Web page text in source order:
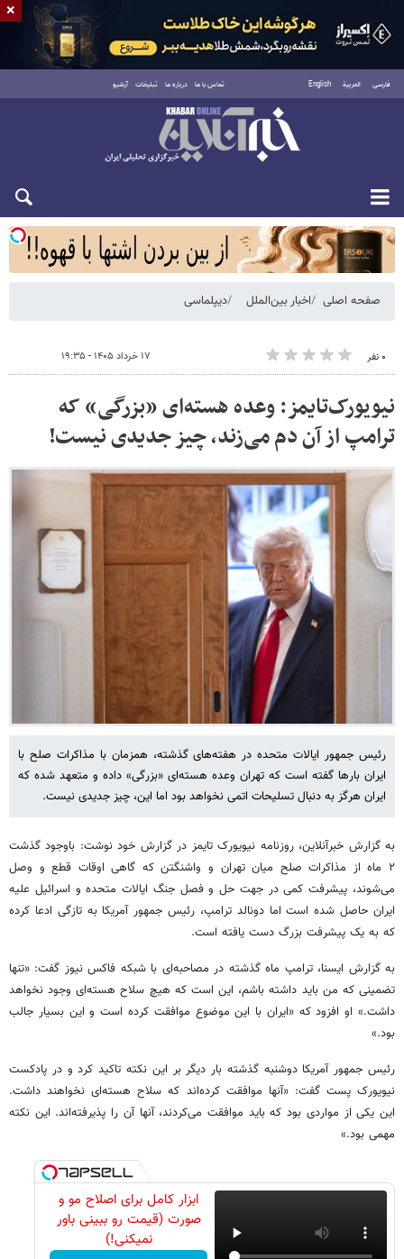
فارسی العربية English تماس با ما درباره ما تبلیغات آرشیو
یکشنبه ۱۸ مرداد ۱۴۰۵
صفحه اصلی اخبار بین‌الملل دیپلماسی
۰ نفر ۱۷ خرداد ۱۴۰۵ - ۱۹:۳۵
نیویورک‌تایمز: وعده هسته‌ای «بزرگی» که
ترامپ از آن دم می‌زند، چیز جدیدی نیست!
رئیس جمهور ایالات متحده در هفته‌های گذشته، همزمان با مذاکرات صلح با
ایران بارها گفته است که تهران وعده هسته‌ای «بزرگی» داده و متعهد شده که
ایران هرگز به دنبال تسلیحات اتمی نخواهد بود اما این، چیز جدیدی نیست.
به گزارش خبرآنلاین، روزنامه نیویورک تایمز در گزارش خود نوشت: باوجود گذشت
۲ ماه از مذاکرات صلح میان تهران و واشنگتن که گاهی اوقات قطع و وصل
می‌شوند، پیشرفت کمی در جهت حل و فصل جنگ ایالات متحده و اسرائیل علیه
ایران حاصل شده است اما دونالد ترامپ، رئیس جمهور آمریکا به تازگی ادعا کرده
که به یک پیشرفت بزرگ دست یافته است.
به گزارش ایسنا، ترامپ ماه گذشته در مصاحبه‌ای با شبکه فاکس نیوز گفت: «تنها
تضمینی که من باید داشته باشم، این است که هیچ سلاح هسته‌ای وجود نخواهد
داشت.» او افزود که «ایران با این موضوع موافقت کرده است و این بسیار جالب
بود.»
رئیس جمهور آمریکا دوشنبه گذشته بار دیگر بر این نکته تاکید کرد و در پادکست
نیویورک پست گفت: «آنها موافقت کرده‌اند که سلاح هسته‌ای نخواهند داشت.
این یکی از مواردی بود که باید موافقت می‌کردند، آنها آن را پذیرفته‌اند. این نکته
مهمی بود.»
ابزار کامل برای اصلاح مو و
صورت (قیمت رو ببینی باور
نمیکنی!)
×